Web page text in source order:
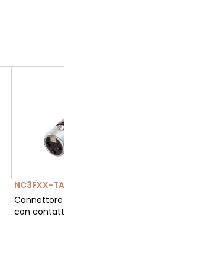
NC3FXX-TASKER-TN091
Connettore XLR 3 poli femmina
con contatti argentati